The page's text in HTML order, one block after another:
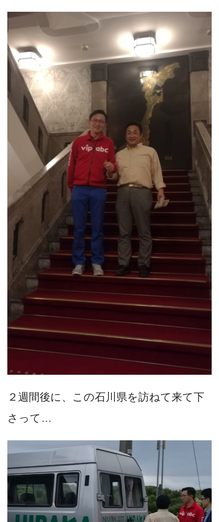
２週間後に、この石川県を訪ねて来て下
さって…